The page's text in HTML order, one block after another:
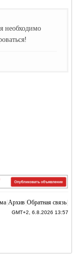
необходимо
Архив Обратная связь
GMT+2, 6.8.2026 13:57